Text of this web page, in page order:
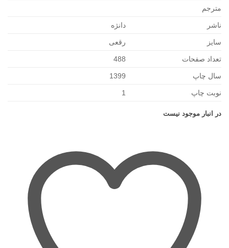
مترجم
ناشر دانژه
سایز رقعی
تعداد صفحات 488
سال چاپ 1399
نوبت چاپ 1
در انبار موجود نیست